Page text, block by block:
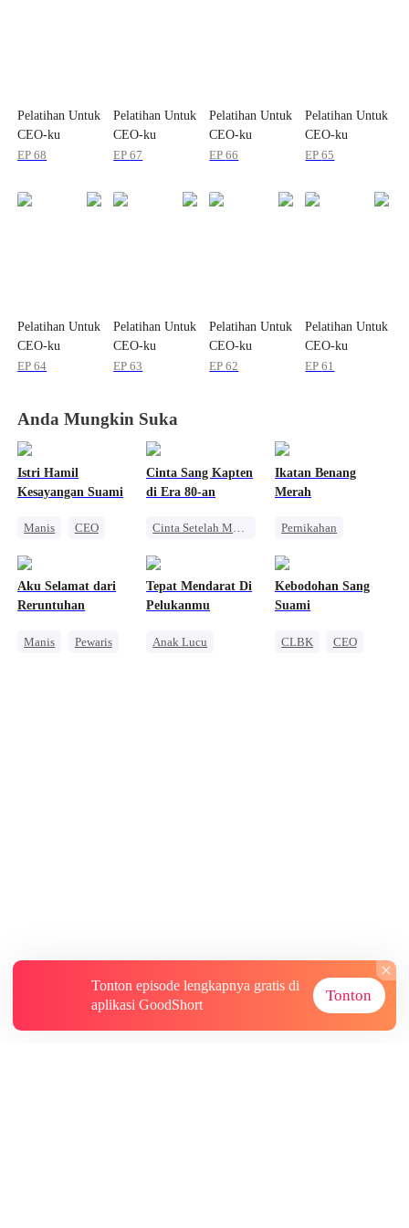
Pelatihan Untuk
CEO-ku
EP68
Pelatihan Untuk
CEO-ku
EP67
Pelatihan Untuk
CEO-ku
EP66
Pelatihan Untuk
CEO-ku
EP65
Pelatihan Untuk
CEO-ku
EP64
Pelatihan Untuk
CEO-ku
EP63
Pelatihan Untuk
CEO-ku
EP62
Pelatihan Untuk
CEO-ku
EP61
Anda Mungkin Suka
Istri Hamil
Kesayangan Suami
Manis
CEO
Cinta Sang Kapten
di Era 80-an
Cinta Setelah Menikah
Wanita Kuat
Ikatan Benang
Merah
Pernikahan
Aku Selamat dari
Reruntuhan
Manis
Pewaris
Tepat Mendarat Di
Pelukanmu
Anak Lucu
Kebodohan Sang
Suami
CLBK
CEO
Tonton episode lengkapnya gratis di
aplikasi GoodShort
Tonton